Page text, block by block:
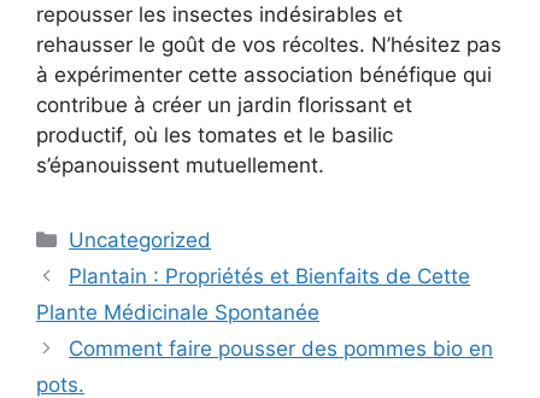
repousser les insectes indésirables et
rehausser le goût de vos récoltes. N’hésitez pas
à expérimenter cette association bénéfique qui
contribue à créer un jardin florissant et
productif, où les tomates et le basilic
s’épanouissent mutuellement.
Categories
Uncategorized
Plantain : Propriétés et Bienfaits de Cette
Plante Médicinale Spontanée
Comment faire pousser des pommes bio en
pots.